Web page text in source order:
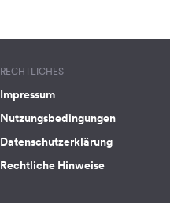
RECHTLICHES
Impressum
Nutzungsbedingungen
Datenschutzerklärung
Rechtliche Hinweise